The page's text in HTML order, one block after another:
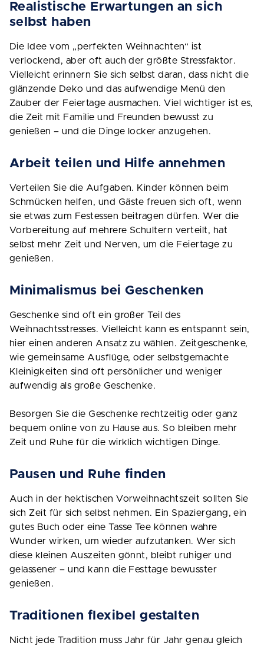
Realistische Erwartungen an sich
selbst haben
Die Idee vom „perfekten Weihnachten“ ist
verlockend, aber oft auch der größte Stressfaktor.
Vielleicht erinnern Sie sich selbst daran, dass nicht die
glänzende Deko und das aufwendige Menü den
Zauber der Feiertage ausmachen. Viel wichtiger ist es,
die Zeit mit Familie und Freunden bewusst zu
genießen – und die Dinge locker anzugehen.
Arbeit teilen und Hilfe annehmen
Verteilen Sie die Aufgaben. Kinder können beim
Schmücken helfen, und Gäste freuen sich oft, wenn
sie etwas zum Festessen beitragen dürfen. Wer die
Vorbereitung auf mehrere Schultern verteilt, hat
selbst mehr Zeit und Nerven, um die Feiertage zu
genießen.
Minimalismus bei Geschenken
Geschenke sind oft ein großer Teil des
Weihnachtsstresses. Vielleicht kann es entspannt sein,
hier einen anderen Ansatz zu wählen. Zeitgeschenke,
wie gemeinsame Ausflüge, oder selbstgemachte
Kleinigkeiten sind oft persönlicher und weniger
aufwendig als große Geschenke.
Besorgen Sie die Geschenke rechtzeitig oder ganz
bequem online von zu Hause aus. So bleiben mehr
Zeit und Ruhe für die wirklich wichtigen Dinge.
Pausen und Ruhe finden
Auch in der hektischen Vorweihnachtszeit sollten Sie
sich Zeit für sich selbst nehmen. Ein Spaziergang, ein
gutes Buch oder eine Tasse Tee können wahre
Wunder wirken, um wieder aufzutanken. Wer sich
diese kleinen Auszeiten gönnt, bleibt ruhiger und
gelassener – und kann die Festtage bewusster
genießen.
Traditionen flexibel gestalten
Nicht jede Tradition muss Jahr für Jahr genau gleich